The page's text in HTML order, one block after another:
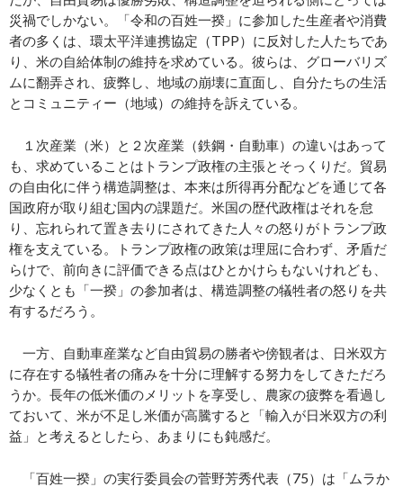
災禍でしかない。「令和の百姓一揆」に参加した生産者や消費
者の多くは、環太平洋連携協定（TPP）に反対した人たちであ
り、米の自給体制の維持を求めている。彼らは、グローバリズ
ムに翻弄され、疲弊し、地域の崩壊に直面し、自分たちの生活
とコミュニティー（地域）の維持を訴えている。
１次産業（米）と２次産業（鉄鋼・自動車）の違いはあって
も、求めていることはトランプ政権の主張とそっくりだ。貿易
の自由化に伴う構造調整は、本来は所得再分配などを通じて各
国政府が取り組む国内の課題だ。米国の歴代政権はそれを怠
り、忘れられて置き去りにされてきた人々の怒りがトランプ政
権を支えている。トランプ政権の政策は理屈に合わず、矛盾だ
らけで、前向きに評価できる点はひとかけらもないけれども、
少なくとも「一揆」の参加者は、構造調整の犠牲者の怒りを共
有するだろう。
一方、自動車産業など自由貿易の勝者や傍観者は、日米双方
に存在する犠牲者の痛みを十分に理解する努力をしてきただろ
うか。長年の低米価のメリットを享受し、農家の疲弊を看過し
ておいて、米が不足し米価が高騰すると「輸入が日米双方の利
益」と考えるとしたら、あまりにも鈍感だ。
「百姓一揆」の実⾏委員会の菅野芳秀代表（75）は「ムラか